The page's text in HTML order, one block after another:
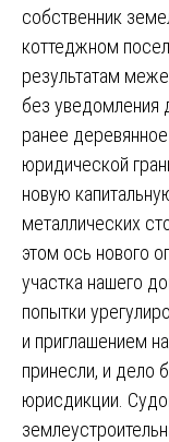
собственник
коттеджном
результатам
без уведомления
ранее
юридической
новую
металлических
этом ось нового
участка нашего
попытки
и приглашением
принесли, и дело
юрисдикции.